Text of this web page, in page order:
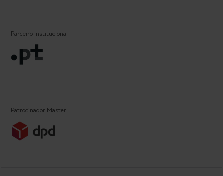
Parceiro Institucional
Patrocinador Master